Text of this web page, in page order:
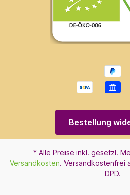
Bestellung
* Alle Preise inkl. gesetzl.
Versandkosten. Versandkostenfrei
DPD.